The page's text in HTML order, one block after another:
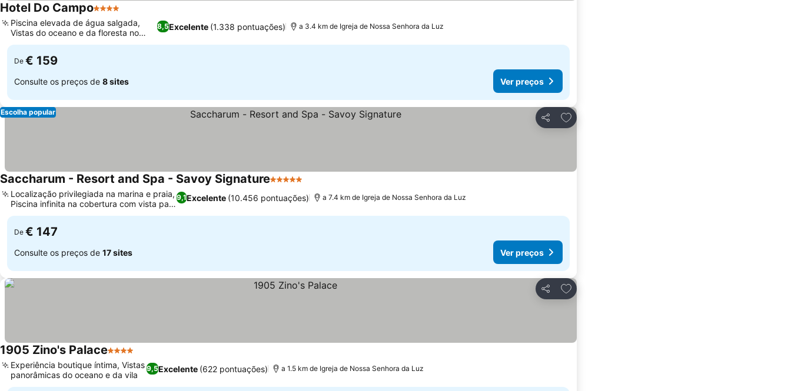
Hotel Do Campo4 Estrelas
8,5Excelente (1.338 pontuações)
Piscina elevada de água salgada,
Vistas do oceano e da floresta no
penhasco
a 3.4 km de Igreja de Nossa Senhora da Luz
De € 159
Consulte os preços de 8 sites Ver preços
Partilhar
Adicionar aos favoritos
Escolha popular
Saccharum - Resort and Spa - Savoy Signature5 Estrelas
9,1Excelente (10.456 pontuações)
Localização privilegiada na marina e praia,
Piscina infinita na cobertura com vista para
o oceano
a 7.4 km de Igreja de Nossa Senhora da Luz
De € 147
Consulte os preços de 17 sites Ver preços
Partilhar
Adicionar aos favoritos
1905 Zino's Palace4 Estrelas
9,5Excelente (622 pontuações)
Experiência boutique íntima, Vistas
panorâmicas do oceano e da vila
a 1.5 km de Igreja de Nossa Senhora da Luz